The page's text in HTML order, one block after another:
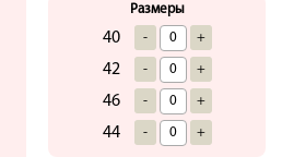
Размеры
40 - +
42 - +
46 - +
44 - +